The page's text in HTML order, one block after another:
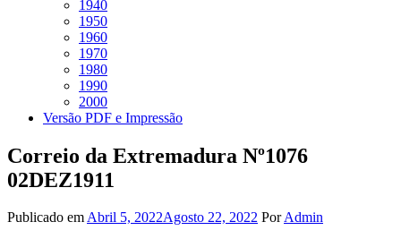
1940
1950
1960
1970
1980
1990
2000
Versão PDF e Impressão
Correio da Extremadura Nº1076
02DEZ1911
Publicado emAbril 5, 2022Agosto 22, 2022 PorAdmin